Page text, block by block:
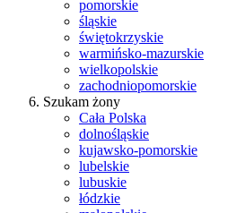
pomorskie
śląskie
świętokrzyskie
warmińsko-mazurskie
wielkopolskie
zachodniopomorskie
Szukam żony
Cała Polska
dolnośląskie
kujawsko-pomorskie
lubelskie
lubuskie
łódzkie